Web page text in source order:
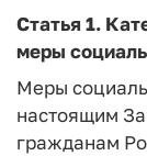
Статья 1.
меры
Меры
настоящим
гражданам